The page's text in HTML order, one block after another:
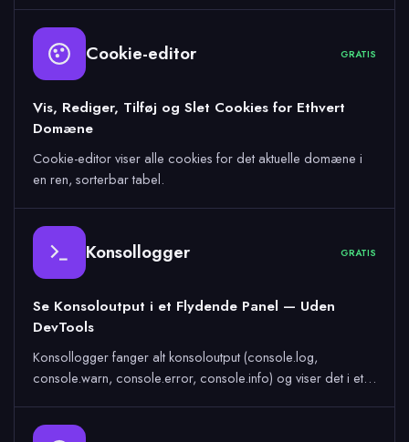
Cookie-editor GRATIS
Vis, Rediger, Tilføj og Slet Cookies for Ethvert
Domæne
Cookie-editor viser alle cookies for det aktuelle domæne i
en ren, sorterbar tabel.
Konsollogger GRATIS
Se Konsoloutput i et Flydende Panel — Uden
DevTools
Konsollogger fanger alt konsoloutput (console.log,
console.warn, console.error, console.info) og viser det i et…